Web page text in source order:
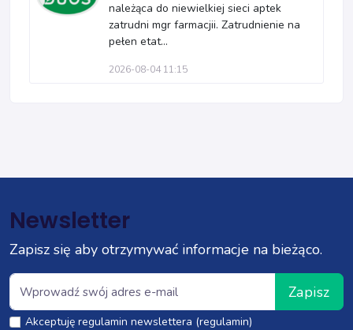
należąca do niewielkiej sieci aptek
zatrudni mgr farmacjii. Zatrudnienie na
pełen etat...
2026-08-04 11:15
Newsletter
Zapisz się aby otrzymywać informacje na bieżąco.
Zapisz
Akceptuję regulamin newslettera (regulamin)